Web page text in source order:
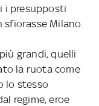
i presupposti
Milano.
grandi, quelli
la ruota come
lo stesso
regime, eroe